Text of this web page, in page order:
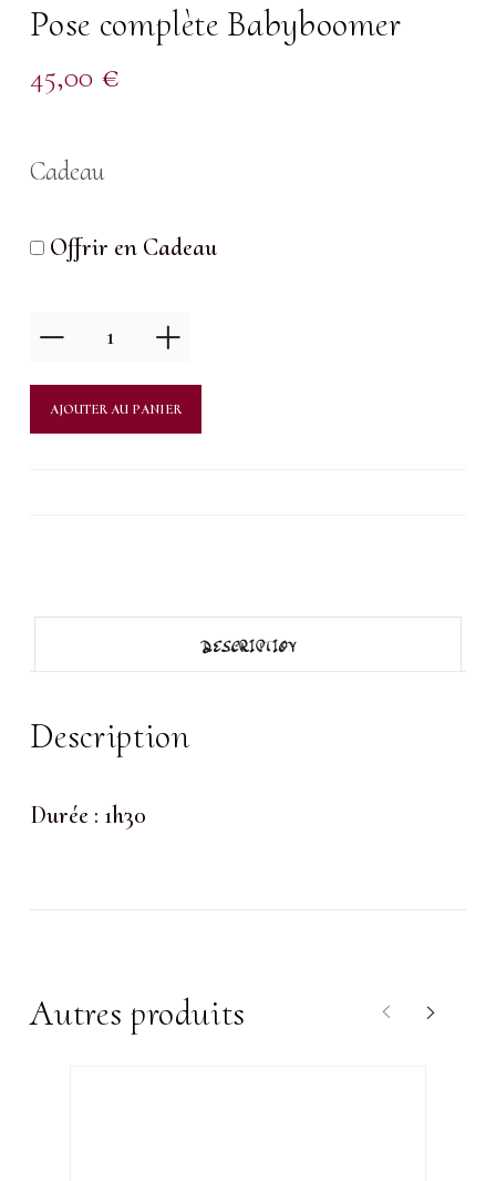
Pose complète Babyboomer
45,00 €
Cadeau
Offrir en Cadeau
quantité
Pose
AJOUTER AU PANIER
DESCRIPTION
Description
Durée : 1h30
Autres produits